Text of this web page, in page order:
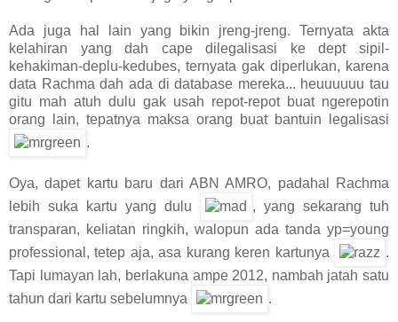
Ada juga hal lain yang bikin jreng-jreng. Ternyata akta
kelahiran yang dah cape dilegalisasi ke dept sipil-
kehakiman-deplu-kedubes, ternyata gak diperlukan, karena
data Rachma dah ada di database mereka... heuuuuuu tau
gitu mah atuh dulu gak usah repot-repot buat ngerepotin
orang lain, tepatnya maksa orang buat bantuin legalisasi
.
Oya, dapet kartu baru dari ABN AMRO, padahal Rachma
lebih suka kartu yang dulu
, yang sekarang tuh
transparan, keliatan ringkih, walopun ada tanda yp=young
professional, tetep aja, asa kurang keren kartunya
.
Tapi lumayan lah, berlakuna ampe 2012, nambah jatah satu
tahun dari kartu sebelumnya
.